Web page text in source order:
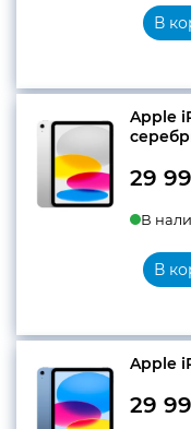
В
Apple
29
В
В
Apple
29